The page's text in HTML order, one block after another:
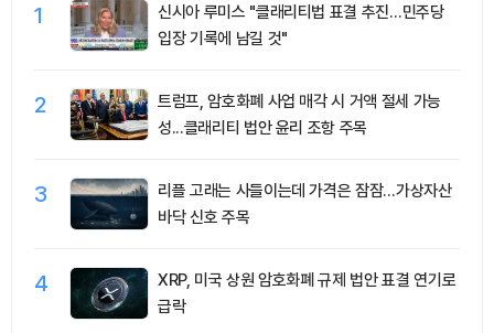
1
신시아 루미스 "클래리티법 표결 추진…민주당
입장 기록에 남길 것"
2
트럼프, 암호화폐 사업 매각 시 거액 절세 가능
성...클래리티 법안 윤리 조항 주목
3
리플 고래는 사들이는데 가격은 잠잠…가상자산
바닥 신호 주목
4
XRP, 미국 상원 암호화폐 규제 법안 표결 연기로
급락